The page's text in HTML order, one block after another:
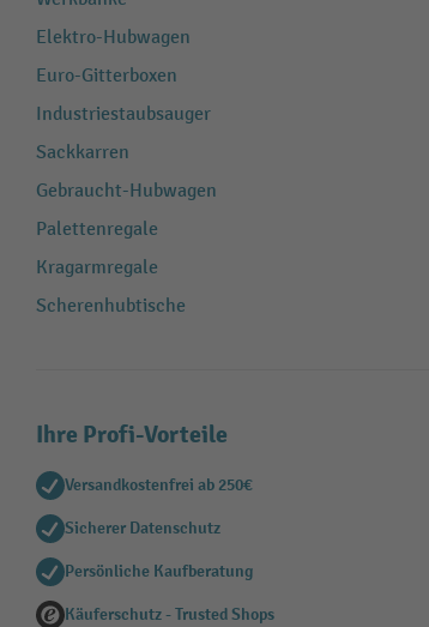
Elektro-Hubwagen
Euro-Gitterboxen
Industriestaubsauger
Sackkarren
Gebraucht-Hubwagen
Palettenregale
Kragarmregale
Scherenhubtische
Ihre Profi-Vorteile
Versandkostenfrei ab 250€
Sicherer Datenschutz
Persönliche Kaufberatung
Käuferschutz - Trusted Shops